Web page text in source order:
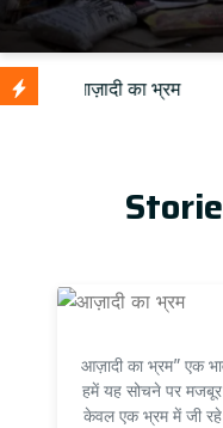
आज़ादी का भ्रम” एक
हमें यह सोचने पर
केवल एक भ्रम में जी रहे